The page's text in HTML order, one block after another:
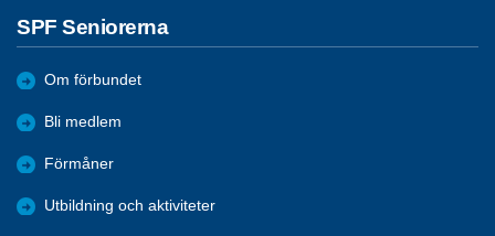
SPF Seniorerna
Om förbundet
Bli medlem
Förmåner
Utbildning och aktiviteter